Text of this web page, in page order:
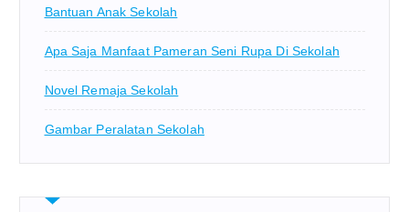
Bantuan Anak Sekolah
Apa Saja Manfaat Pameran Seni Rupa Di Sekolah
Novel Remaja Sekolah
Gambar Peralatan Sekolah